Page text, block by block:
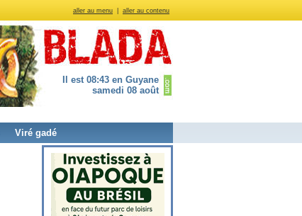
aller au menu aller au contenu
Il est 08:43 en Guyane
samedi 08 août
Viré gadé